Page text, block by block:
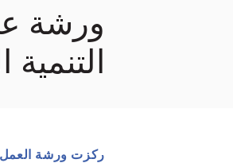
ركزت ورشة